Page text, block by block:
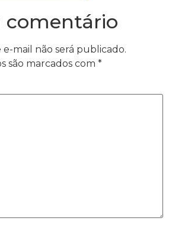
comentário
mail não será publicado.
são marcados com *